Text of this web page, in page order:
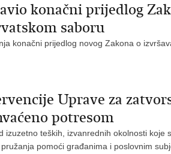
konačni prijedlog
saboru
konačni prijedlog novog Zakona o
Uprave za
potresom
izuzetno teških, izvanrednih okolnosti koje
pomoći građanima i poslovnim